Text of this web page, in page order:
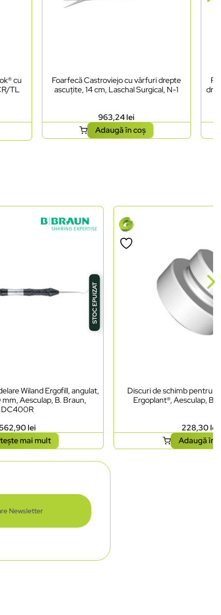
cu
TL
Foarfecă Castroviejo cu vârfuri drepte
ascuțite, 14 cm, Laschal Surgical, N-1
963,24lei
Adaugă în coș
STOC EPUIZAT
Wiland Ergofill, angulat,
Aesculap, B. Braun,
DC400R
lei
mai mult
Discuri de schimb pentru
Ergoplant®, Aesculap, B.
228,30 lei
Adaugă în
Newsletter